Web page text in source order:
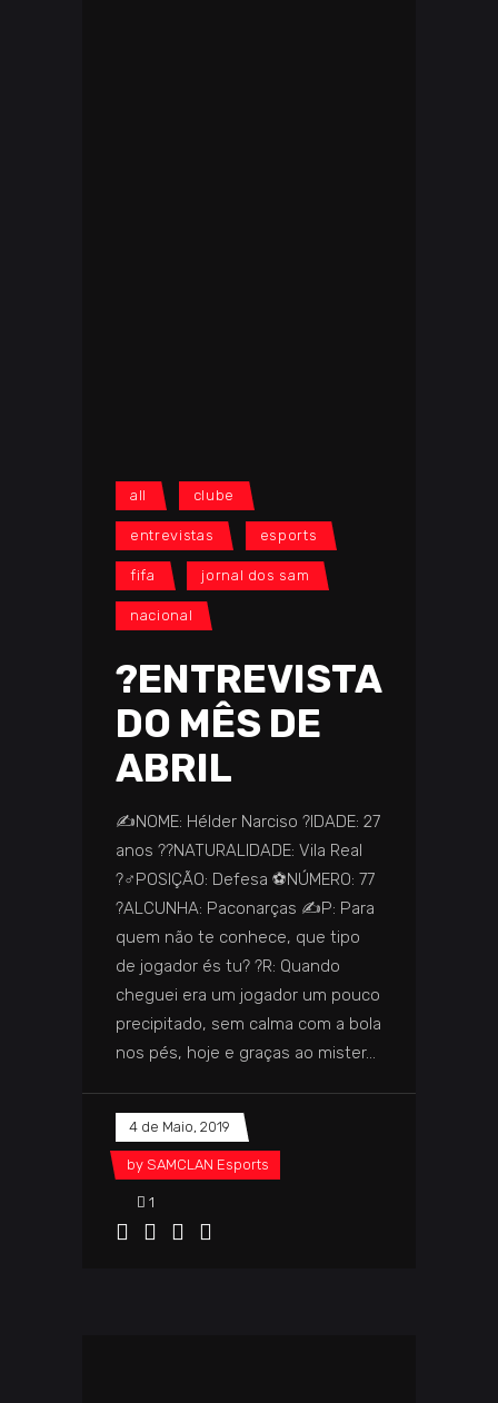
all clube
entrevistas esports
fifa jornal dos sam
nacional
?️ENTREVISTA
DO MÊS DE
ABRIL
✍️NOME: Hélder Narciso ?IDADE: 27
anos ️??️NATURALIDADE: Vila Real
?‍♂️POSIÇÃO: Defesa ⚽NÚMERO: 77
?️ALCUNHA: Paconarças ✍️P: Para
quem não te conhece, que tipo
de jogador és tu? ?️R: Quando
cheguei era um jogador um pouco
precipitado, sem calma com a bola
nos pés, hoje e graças ao mister
4 de Maio, 2019
by SAMCLAN Esports
1